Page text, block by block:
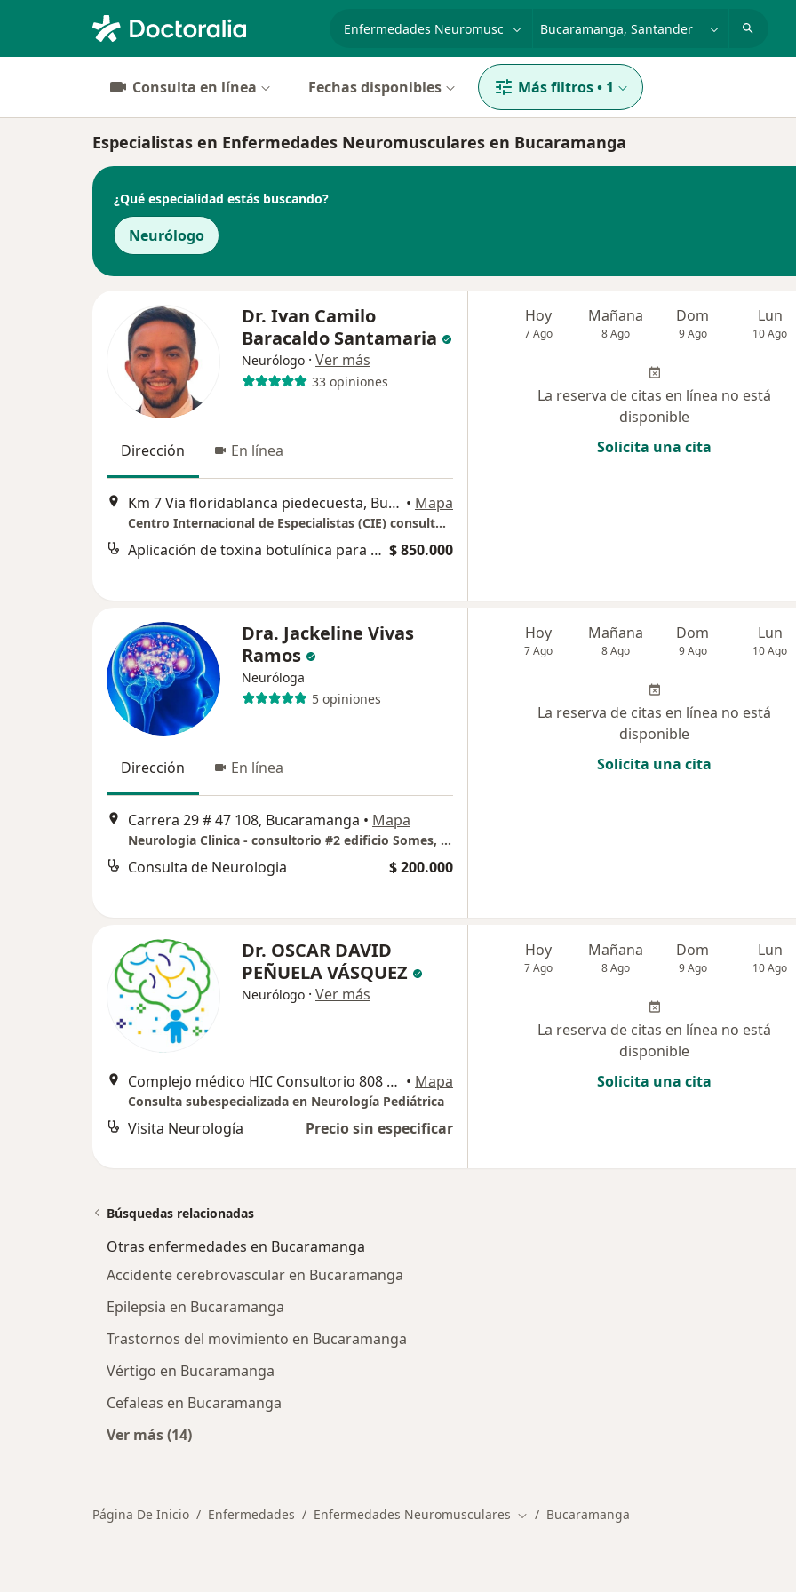
Consulta en línea Fechas disponibles Más filtros• 1
Especialistas en Enfermedades Neuromusculares en Bucaramanga
¿Qué especialidad estás buscando?
Neurólogo
Dr. Ivan Camilo
Baracaldo Santamaria
Neurólogo · Ver más
33 opiniones
Dirección En línea
Km 7 Via floridablanca piedecuesta, Bucaramanga • Mapa
Centro Internacional de Especialistas (CIE) consultorio 11-06 sur
Aplicación de toxina botulínica para enfermedades neurológicas $ 850.000
Hoy
7 Ago
Mañana
8 Ago
Dom
9 Ago
Lun
10 Ago
La reserva de citas en línea no está
disponible
Solicita una cita
Dra. Jackeline Vivas
Ramos
Neuróloga
5 opiniones
Dirección En línea
Carrera 29 # 47 108, Bucaramanga • Mapa
Neurologia Clinica - consultorio #2 edificio Somes, sotomayor, Bucaramanga.
Consulta de Neurologia $ 200.000
Hoy
7 Ago
Mañana
8 Ago
Dom
9 Ago
Lun
10 Ago
La reserva de citas en línea no está
disponible
Solicita una cita
Dr. OSCAR DAVID
PEÑUELA VÁSQUEZ
Neurólogo · Ver más
Complejo médico HIC Consultorio 808 Sur, Bucaramanga • Mapa
Consulta subespecializada en Neurología Pediátrica
Visita Neurología Precio sin especificar
Hoy
7 Ago
Mañana
8 Ago
Dom
9 Ago
Lun
10 Ago
La reserva de citas en línea no está
disponible
Solicita una cita
Búsquedas relacionadas
Otras enfermedades en Bucaramanga
Accidente cerebrovascular en Bucaramanga
Epilepsia en Bucaramanga
Trastornos del movimiento en Bucaramanga
Vértigo en Bucaramanga
Cefaleas en Bucaramanga
Ver más (14)
Página De Inicio Enfermedades Enfermedades Neuromusculares Cambiar de ciudad
Bucaramanga